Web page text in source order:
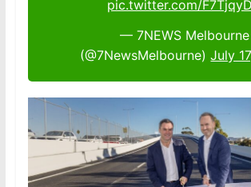
pic.twitter.com/
— 7NEWS Melbourne
(@7NewsMelbourne)July